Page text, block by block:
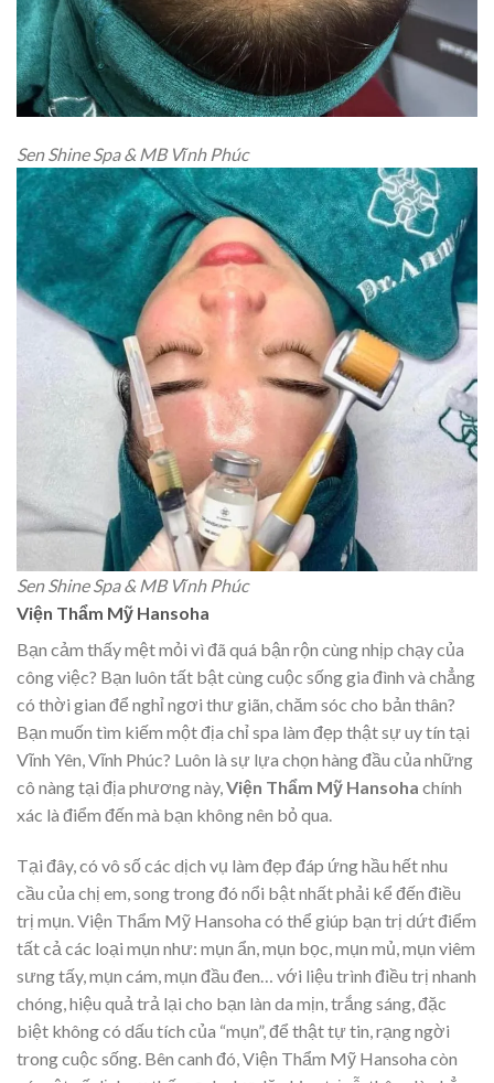
Sen Shine Spa & MB Vĩnh Phúc
Sen Shine Spa & MB Vĩnh Phúc
Viện Thẩm Mỹ Hansoha
Bạn cảm thấy mệt mỏi vì đã quá bận rộn cùng nhịp chạy của
công việc? Bạn luôn tất bật cùng cuộc sống gia đình và chẳng
có thời gian để nghỉ ngơi thư giãn, chăm sóc cho bản thân?
Bạn muốn tìm kiếm một địa chỉ spa làm đẹp thật sự uy tín tại
Vĩnh Yên, Vĩnh Phúc? Luôn là sự lựa chọn hàng đầu của những
cô nàng tại địa phương này,Viện Thẩm Mỹ Hansoha chính
xác là điểm đến mà bạn không nên bỏ qua.
Tại đây, có vô số các dịch vụ làm đẹp đáp ứng hầu hết nhu
cầu của chị em, song trong đó nổi bật nhất phải kể đến điều
trị mụn. Viện Thẩm Mỹ Hansoha có thể giúp bạn trị dứt điểm
tất cả các loại mụn như: mụn ẩn, mụn bọc, mụn mủ, mụn viêm
sưng tấy, mụn cám, mụn đầu đen… với liệu trình điều trị nhanh
chóng, hiệu quả trả lại cho bạn làn da mịn, trắng sáng, đặc
biệt không có dấu tích của “mụn”, để thật tự tin, rạng ngời
trong cuộc sống. Bên canh đó, Viện Thẩm Mỹ Hansoha còn